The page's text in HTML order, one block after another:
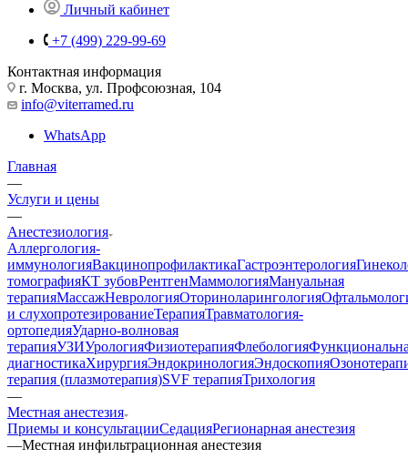
Личный кабинет
+7 (499) 229-99-69
Контактная информация
г. Москва, ул. Профсоюзная, 104
info@viterramed.ru
WhatsApp
Главная
—
Услуги и цены
—
Анестезиология
Аллергология-
иммунологияВакцинопрофилактикаГастроэнтерология
томографияКТ зубовРентгенМаммологияМануальная
терапияМассажНеврологияОториноларингология
и слухопротезированиеТерапияТравматология-
ортопедияУдарно-волновая
терапияУЗИУрологияФизиотерапияФлебология
диагностикаХирургияЭндокринологияЭндоскопия
терапия (плазмотерапия)SVF терапияТрихология
—
Местная анестезия
Приемы и консультацииСедацияРегионарная анестезия
—Местная инфильтрационная анестезия